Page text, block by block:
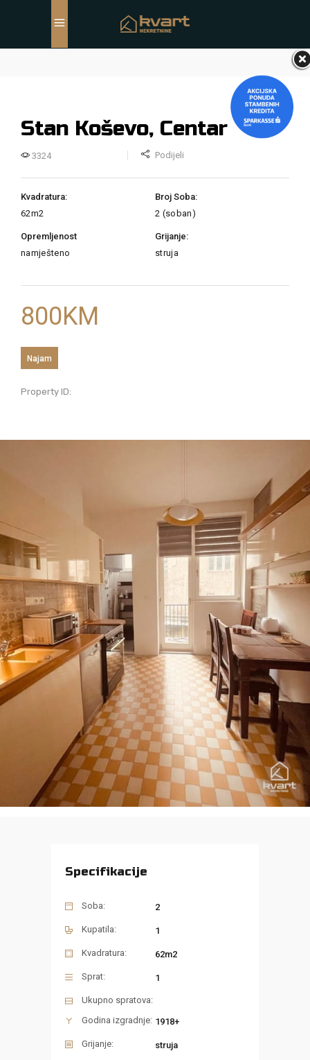
Stan Koševo, Centar
3324 Podijeli
Kvadratura:
62m2
Broj Soba:
2 (soban)
Opremljenost
namješteno
Grijanje:
struja
800KM
Najam
Property ID:
Specifikacije
Soba: 2
Kupatila: 1
Kvadratura: 62m2
Sprat: 1
Ukupno spratova:
Godina izgradnje: 1918+
Grijanje: struja